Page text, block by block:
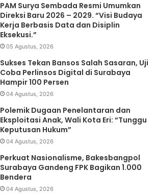
PAM Surya Sembada Resmi Umumkan
Direksi Baru 2026 – 2029. “Visi Budaya
Kerja Berbasis Data dan Disiplin
Eksekusi.”
05 Agustus, 2026
Sukses Tekan Bansos Salah Sasaran, Uji
Coba Perlinsos Digital di Surabaya
Hampir 100 Persen
04 Agustus, 2026
Polemik Dugaan Penelantaran dan
Eksploitasi Anak, Wali Kota Eri: “Tunggu
Keputusan Hukum”
04 Agustus, 2026
Perkuat Nasionalisme, Bakesbangpol
Surabaya Gandeng FPK Bagikan 1.000
Bendera
04 Agustus, 2026